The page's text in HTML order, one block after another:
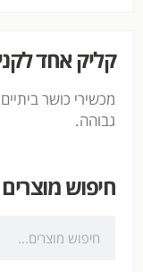
קליק אחד
מכשירי כושר
גבוהה.
חיפוש